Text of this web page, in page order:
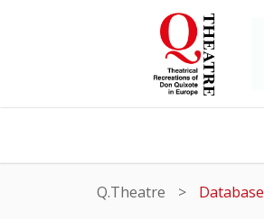
Q.Theatre > Database